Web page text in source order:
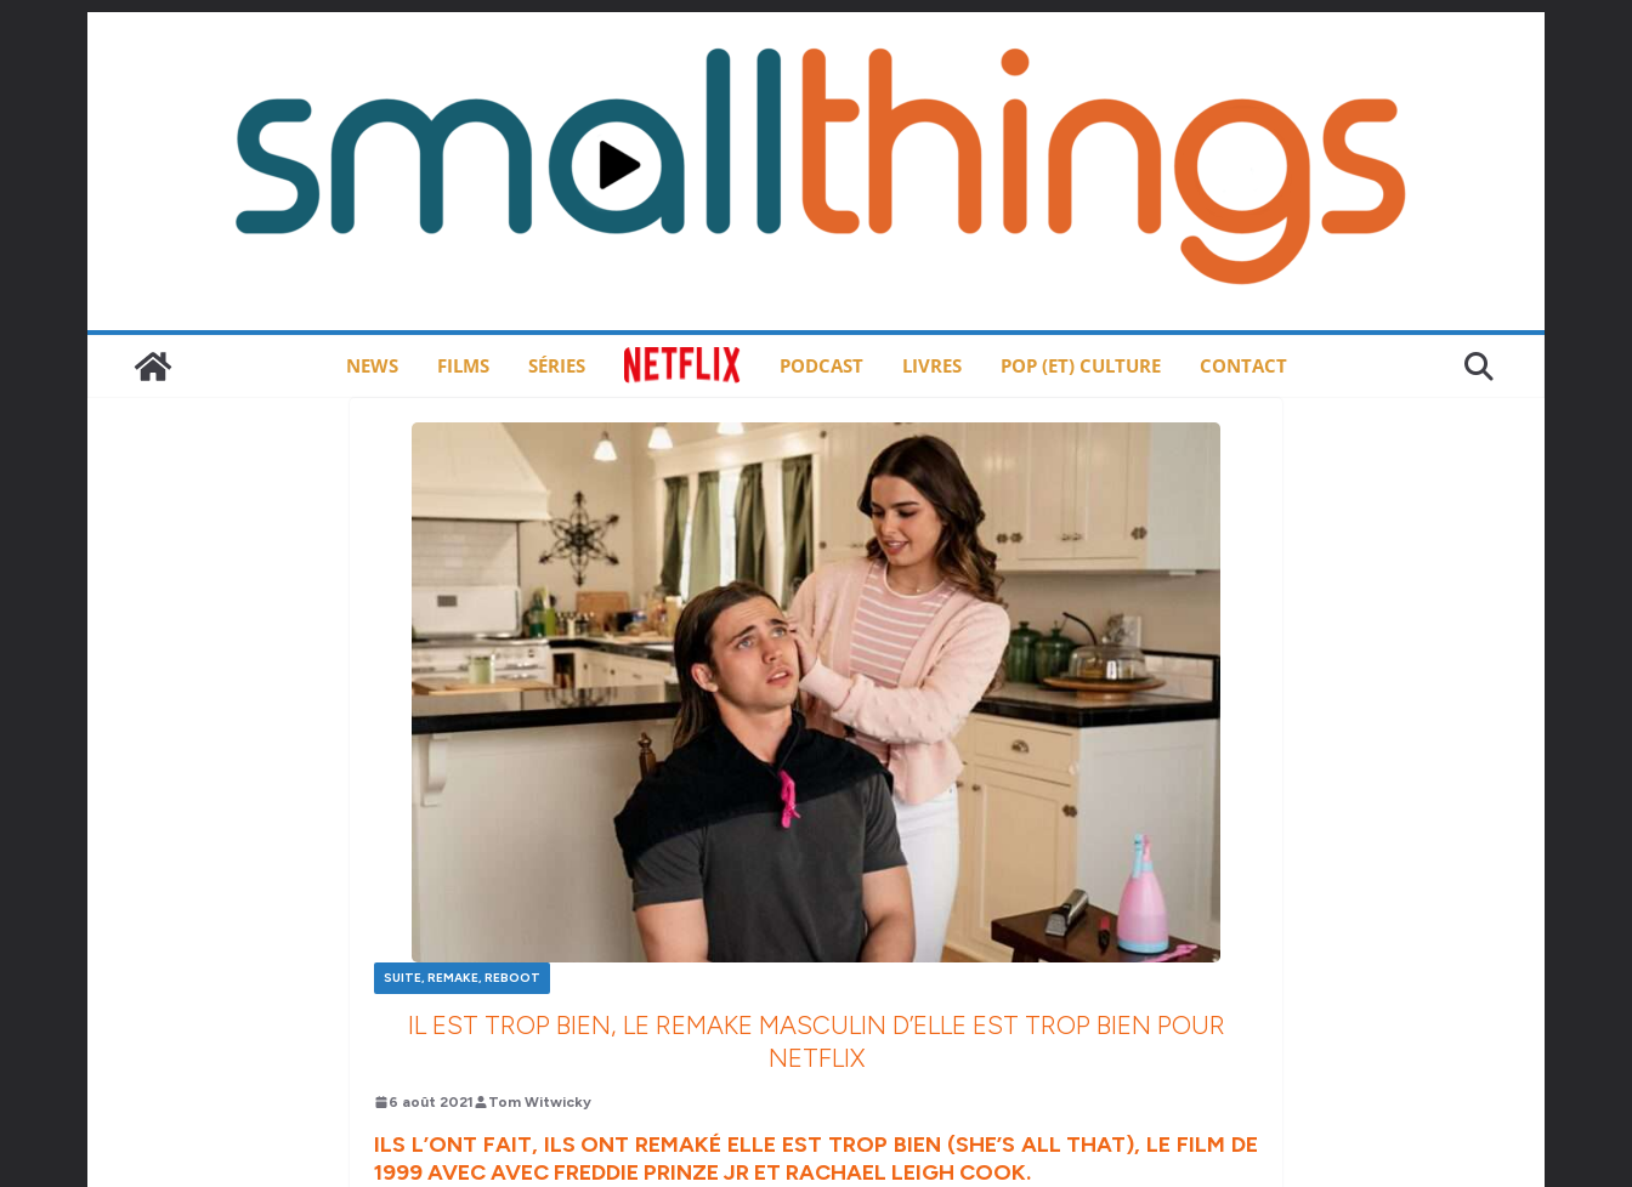
NEWS FILMS SÉRIES PODCAST LIVRES POP (ET) CULTURE CONTACT
SUITE, REMAKE, REBOOT
IL EST TROP BIEN, LE REMAKE MASCULIN D’ELLE EST TROP BIEN POUR
NETFLIX
6 août 2021 Tom Witwicky
ILS L’ONT FAIT, ILS ONT REMAKÉ ELLE EST TROP BIEN (SHE’S ALL THAT), LE FILM DE
1999 AVEC AVEC FREDDIE PRINZE JR ET RACHAEL LEIGH COOK.